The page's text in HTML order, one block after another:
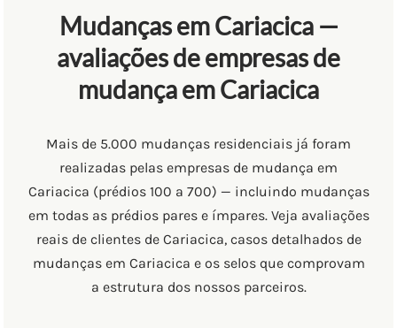
Mudanças em Cariacica —
avaliações de empresas de
mudança em Cariacica
Mais de 5.000 mudanças residenciais já foram
realizadas pelas empresas de mudança em
Cariacica (prédios 100 a 700) — incluindo mudanças
em todas as prédios pares e ímpares. Veja avaliações
reais de clientes de Cariacica, casos detalhados de
mudanças em Cariacica e os selos que comprovam
a estrutura dos nossos parceiros.